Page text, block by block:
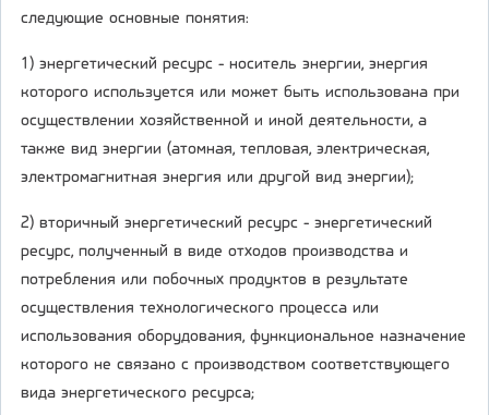
следующие основные понятия:
1) энергетический ресурс - носитель энергии, энергия
которого используется или может быть использована при
осуществлении хозяйственной и иной деятельности, а
также вид энергии (атомная, тепловая, электрическая,
электромагнитная энергия или другой вид энергии);
2) вторичный энергетический ресурс - энергетический
ресурс, полученный в виде отходов производства и
потребления или побочных продуктов в результате
осуществления технологического процесса или
использования оборудования, функциональное назначение
которого не связано с производством соответствующего
вида энергетического ресурса;